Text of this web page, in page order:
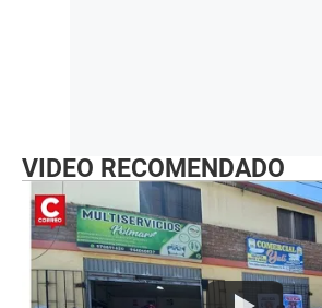
VIDEO RECOMENDADO